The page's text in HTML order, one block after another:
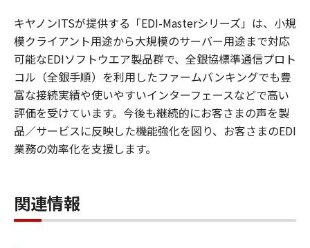
キヤノンITSが提供する「EDI-Masterシリーズ」は、小規
模クライアント用途から大規模のサーバー用途まで対応
可能なEDIソフトウエア製品群で、全銀協標準通信プロト
コル（全銀手順）を利用したファームバンキングでも豊
富な接続実績や使いやすいインターフェースなどで高い
評価を受けています。今後も継続的にお客さまの声を製
品／サービスに反映した機能強化を図り、お客さまのEDI
業務の効率化を支援します。
関連情報